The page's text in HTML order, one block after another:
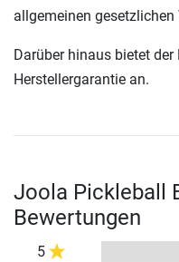
allgemeinen
Darüber hinaus bietet
Herstellergarantie an.
Joola Pickleball
Bewertungen
5